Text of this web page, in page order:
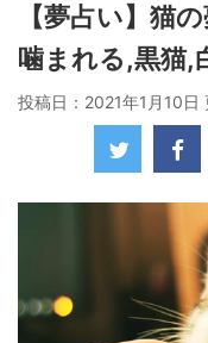
【夢占い】猫
噛まれる,黒猫,
投稿日：2021年1月10日